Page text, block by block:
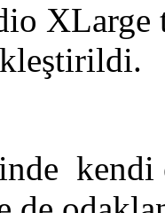
XLarge
kendi